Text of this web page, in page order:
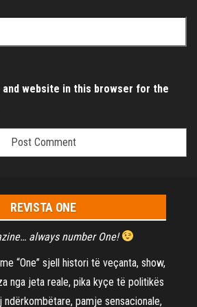
and website in this browser for the
REVISTA ONE
always number One!
“One” sjell histori të veçanta, show,
nga jeta reale, pika kyçe të politikës
ndërkombëtare, pamje sensacionale,